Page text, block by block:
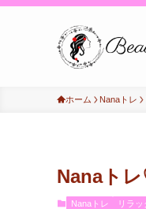
ホーム Nanaトレ
Nanaト
Nanaトレ リラッ